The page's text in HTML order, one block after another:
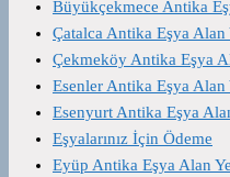
Büyükçekmece Antika
Çatalca Antika Eşya Alan
Çekmeköy Antika Eşya
Esenler Antika Eşya Alan
Esenyurt Antika Eşya
Eşyalarınız İçin Ödeme
Eyüp Antika Eşya Alan